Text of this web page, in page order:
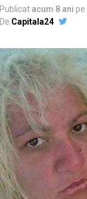
Publicat acum 8 ani pe
De Capitala24